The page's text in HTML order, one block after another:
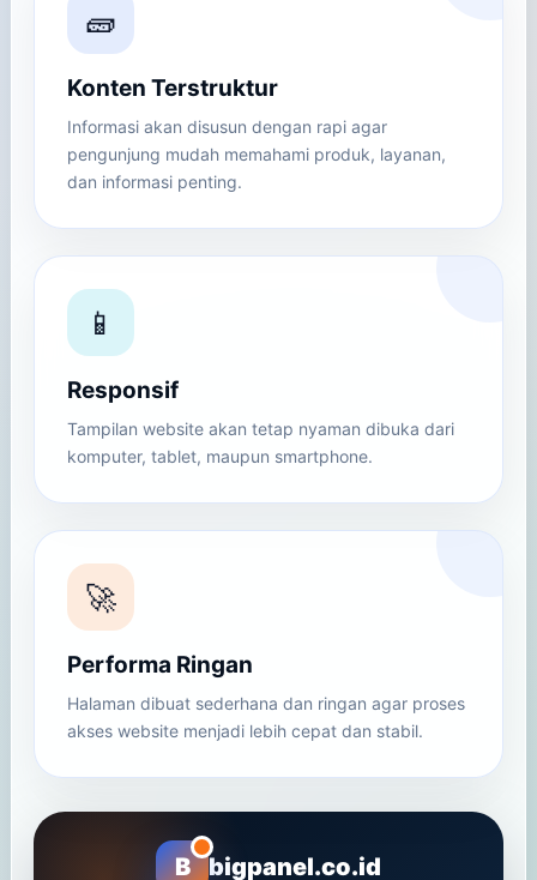
🧱
Konten Terstruktur
Informasi akan disusun dengan rapi agar
pengunjung mudah memahami produk, layanan,
dan informasi penting.
📱
Responsif
Tampilan website akan tetap nyaman dibuka dari
komputer, tablet, maupun smartphone.
🚀
Performa Ringan
Halaman dibuat sederhana dan ringan agar proses
akses website menjadi lebih cepat dan stabil.
B bigpanel.co.id